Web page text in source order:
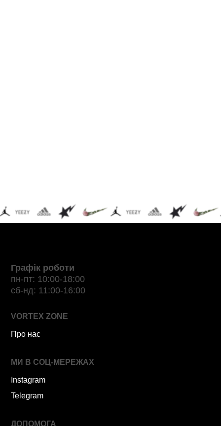
Графік роботи
пн-пт: 10:00-18:00
сб-нд: 11:00-16:00
VORTEX ZONE
Про нас
МИ В СОЦ-МЕРЕЖАХ
Instagram
Telegram
ДОПОМОГА